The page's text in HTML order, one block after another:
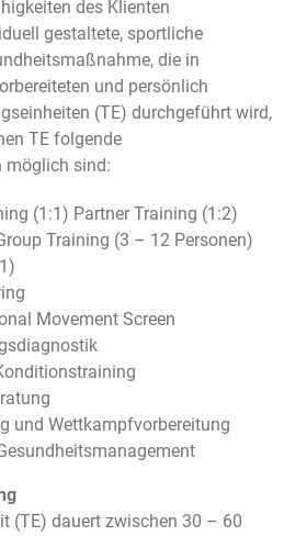
des Klienten
gestaltete, sportliche
die in
und persönlich
(TE) durchgeführt wird,
TE folgende
möglich sind:
(1:1) Partner Training (1:2)
Training (3 – 12 Personen)
Movement Screen
und Wettkampfvorbereitung
(TE) dauert zwischen 30 – 60